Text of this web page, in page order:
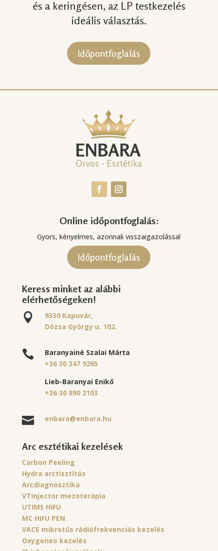
és a keringésen, az LP testkezelés
ideális választás.
Időpontfoglalás
Online időpontfoglalás:
Gyors, kényelmes, azonnali visszaigazolással
Időpontfoglalás
Keress minket az alábbi
elérhetőségeken!

9330 Kapuvár,
Dózsa György u. 102.

Baranyainé Szalai Márta
+36 30 347 9265
Lieb-Baranyai Enikő
+36 30 890 2103
 enbara@enbara.hu
Arc esztétikai kezelések
Carbon Peeling
Hydra arctisztítás
Arcdiagnosztika
VTInjector mezoterápia
UTIMS HIFU
MC HIFU PEN
VACE mikrotűs rádiófrekvenciás kezelés
Oxygeneo kezelés